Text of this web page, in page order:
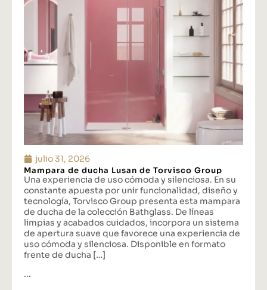
julio 31, 2026
Mampara de ducha Lusan de Torvisco Group
Una experiencia de uso cómoda y silenciosa. En su
constante apuesta por unir funcionalidad, diseño y
tecnología, Torvisco Group presenta esta mampara
de ducha de la colección Bathglass. De líneas
limpias y acabados cuidados, incorpora un sistema
de apertura suave que favorece una experiencia de
uso cómoda y silenciosa. Disponible en formato
frente de ducha […]
...